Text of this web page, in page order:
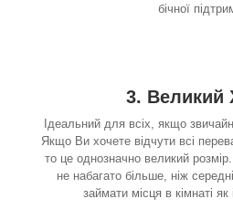
бічної
3. Великий
Ідеальний для всіх, якщо
Якщо Ви хочете відчути всі
то це однозначно великий
не набагато більше, ніж
займати місця в кімнаті як